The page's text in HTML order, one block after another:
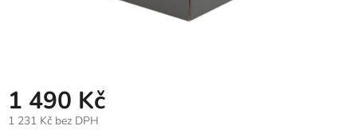
1 490 Kč
1 231 Kč bez DPH